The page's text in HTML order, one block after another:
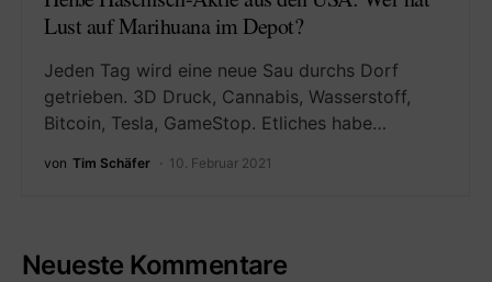
Lust auf Marihuana im Depot?
Jeden Tag wird eine neue Sau durchs Dorf
getrieben. 3D Druck, Cannabis, Wasserstoff,
Bitcoin, Tesla, GameStop. Etliches habe…
von Tim Schäfer 10. Februar 2021
Neueste Kommentare